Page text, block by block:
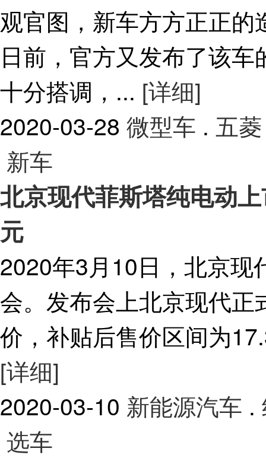
观官图，新车方方正正
日前，官方又发布了该
十分搭调，... [详细]
2020-03-28 微型车 . 五菱
新车
北京现代菲斯塔纯电动
元
2020年3月10日，北京现
会。发布会上北京现代
价，补贴后售价区间为
[详细]
2020-03-10 新能源汽车 .
选车